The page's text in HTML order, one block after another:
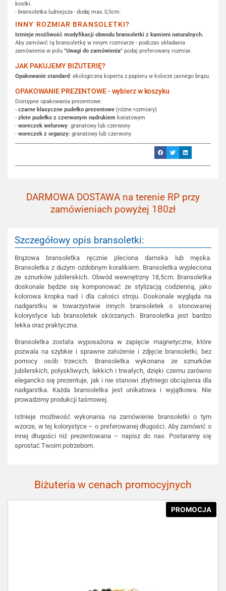
kostki.
- bransoletka luźniejsza - dodaj max. 0,5cm.
INNY ROZMIAR BRANSOLETKI?
Istnieje możliwość modyfikacji obwodu bransoletki z kamieni naturalnych.
Aby zamówić tą bransoletkę w innym rozmiarze - podczas składania
zamówienia w polu "Uwagi do zamówienia" podaj preferowany rozmiar.
JAK PAKUJEMY BIŻUTERIĘ?
Opakowanie standard: ekologiczna koperta z papieru w kolorze jasnego brązu.
OPAKOWANIE PREZENTOWE - wybierz w koszyku
Dostępne opakowania prezentowe:
- czarne klasyczne pudełko prezentowe (różne rozmiary)
- złote pudełko z czerwonym nadrukiem kwiatowym
- woreczek welurowy: granatowy lub czerwony
- woreczek z organzy: granatowy lub czerwony
DARMOWA DOSTAWA na terenie RP przy
zamówieniach powyżej 180zł
Szczegółowy opis bransoletki:
Brązowa bransoletka ręcznie pleciona damska lub męska.
Bransoletka z dużym ozdobnym koralikiem. Bransoletka wypleciona
ze sznurków jubilerskich. Obwód wewnętrzny 18,5cm. Bransoletka
doskonale będzie się komponować ze stylizacją codzienną, jako
kolorowa kropka nad i dla całości stroju. Doskonale wygląda na
nadgarstku w towarzystwie innych bransoletek o stonowanej
kolorystyce lub bransoletek skórzanych. Bransoletka jest bardzo
lekka oraz praktyczna.
Bransoletka została wyposażona w zapięcie magnetyczne, które
pozwala na szybkie i sprawne założenie i zdjęcie bransoletki, bez
pomocy osób trzecich. Bransoletka wykonana ze sznurków
jubilerskich, połyskliwych, lekkich i trwałych, dzięki czemu zarówno
elegancko się prezentuje, jak i nie stanowi zbytniego obciążenia dla
nadgarstka. Każda bransoletka jest unikatowa i wyjątkowa. Nie
prowadzimy produkcji taśmowej.
Istnieje możliwość wykonania na zamówienie bransoletki o tym
wzorze, w tej kolorystyce – o preferowanej długości. Aby zamówić o
innej długości niż prezentowana – napisz do nas. Postaramy się
sprostać Twoim potrzebom.
Biżuteria w cenach promocyjnych
PROMOCJA